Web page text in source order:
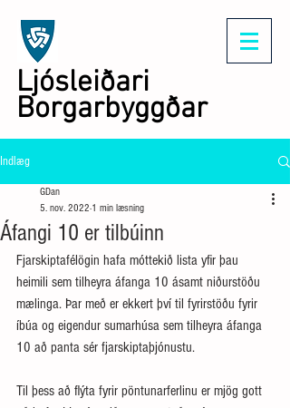
Ljósleiðari
Borgarbyggðar
Indlæg
Áfangi 10 er tilbúinn
GDan
5. nov. 2022 1 min læsning
Fjarskiptafélögin hafa móttekið lista yfir þau
heimili sem tilheyra áfanga 10 ásamt niðurstöðu
mælinga. Þar með er ekkert því til fyrirstöðu fyrir
íbúa og eigendur sumarhúsa sem tilheyra áfanga
10 að panta sér fjarskiptaþjónustu.
Til þess að flýta fyrir pöntunarferlinu er mjög gott